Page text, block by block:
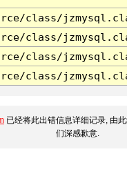
class/
class/
class/
class/
已经将此出错信息详细记录, 由
们深感歉意.